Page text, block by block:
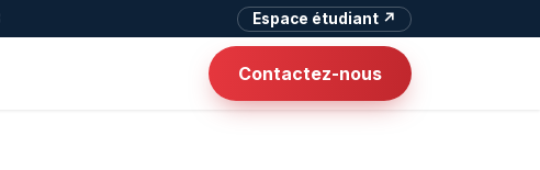
Espace étudiant ↗
Contactez-nous